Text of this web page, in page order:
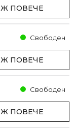
ПОВЕЧЕ
Свободен
ПОВЕЧЕ
Свободен
ПОВЕЧЕ